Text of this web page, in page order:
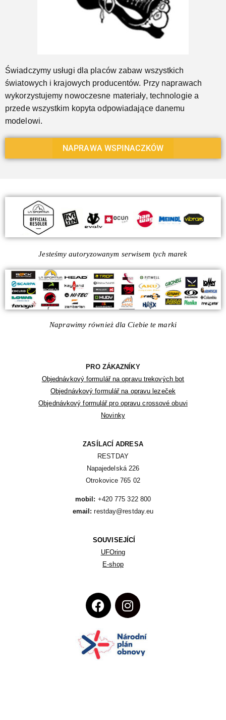
Świadczymy usługi dla placów zabaw wszystkich
światowych i krajowych producentów. Przy naprawach
wykorzystujemy nowoczesne materiały, technologie a
przede wszystkim kopyta odpowiadające danemu
modelowi.
NAPRAWA WSPINACZKÓW
Jesteśmy autoryzowanym serwisem tych marek
Naprawimy również dla Ciebie te marki
PRO ZÁKAZNÍKY
Objednávkový formulář na opravu trekových bot
Objednávkový formulář na opravu lezeček
Objednávkový formulář pro opravu crossové obuvi
Novinky
ZASÍLACÍ ADRESA
RESTDAY
Napajedelská 226
Otrokovice 765 02
mobil:
email: restday@restday.eu
SOUVISEJÍCÍ
UFOring
E-shop